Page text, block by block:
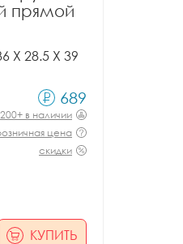
прямой
X 28.5 X 39
689
200+ в наличии
цена
скидки
КУПИТЬ